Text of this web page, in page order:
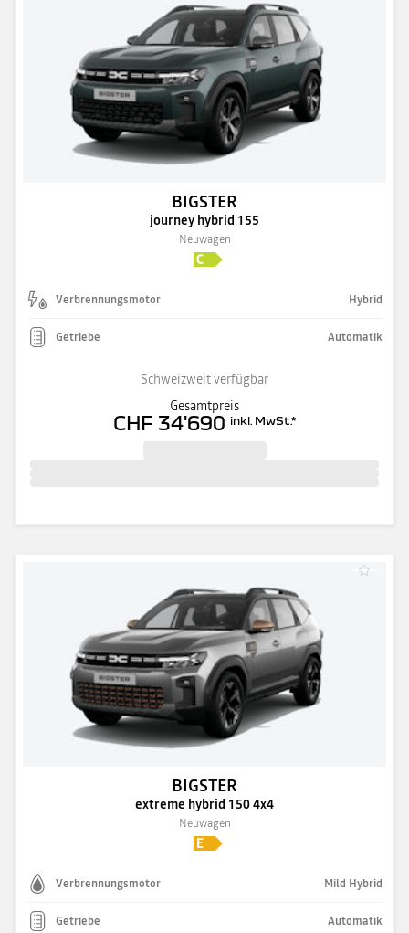
BIGSTER
journey hybrid 155
Neuwagen
Verbrennungsmotor Hybrid
Getriebe Automatik
Schweizweit verfügbar
Gesamtpreis
CHF 34'690 inkl. MwSt.*
BIGSTER
extreme hybrid 150 4x4
Neuwagen
Verbrennungsmotor Mild Hybrid
Getriebe Automatik